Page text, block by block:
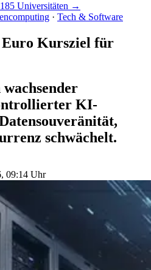
Universitäten →
· Tech & Software
Kursziel für
KI-
schwächelt.
09:14 Uhr